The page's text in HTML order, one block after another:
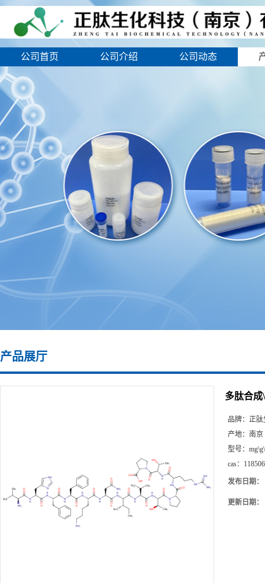
公司首页 公司介绍 公司动态
产品展厅
多肽合成
品牌： 正肽
产地： 南京
型号：
cas：
发布日期：
更新日期：